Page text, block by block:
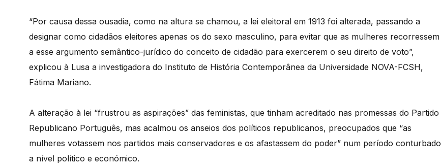
“Por causa dessa ousadia, como na altura se chamou, a lei eleitoral em 1913 foi alterada, passando a
designar como cidadãos eleitores apenas os do sexo masculino, para evitar que as mulheres recorressem
a esse argumento semântico-jurídico do conceito de cidadão para exercerem o seu direito de voto”,
explicou à Lusa a investigadora do Instituto de História Contemporânea da Universidade NOVA-FCSH,
Fátima Mariano.
A alteração à lei “frustrou as aspirações” das feministas, que tinham acreditado nas promessas do Partido
Republicano Português, mas acalmou os anseios dos políticos republicanos, preocupados que “as
mulheres votassem nos partidos mais conservadores e os afastassem do poder” num período conturbado
a nível político e económico.